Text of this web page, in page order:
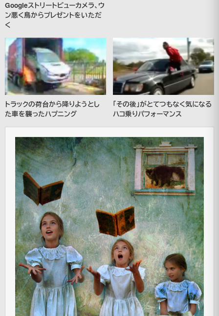
Googleストリートビューカメラ、ウ
ン悪く鳥からプレゼントをいただ
く
トラックの荷台から降りようとし
た車を襲ったハプニング
「その後」がとてつもなく気になる
ハコ乗りパフォーマンス